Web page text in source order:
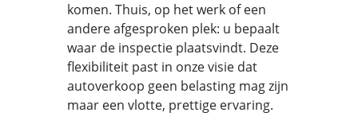
komen. Thuis, op het werk of een
andere afgesproken plek: u bepaalt
waar de inspectie plaatsvindt. Deze
flexibiliteit past in onze visie dat
autoverkoop geen belasting mag zijn
maar een vlotte, prettige ervaring.